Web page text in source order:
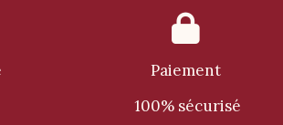

Paiement
100% sécurisé